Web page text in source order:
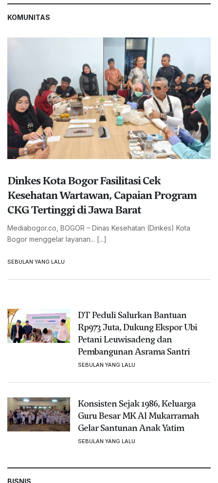
Dinkes Kota Bogor Fasilitasi Cek
Kesehatan Wartawan, Capaian Program
CKG Tertinggi di Jawa Barat
Mediabogor.co, BOGOR – Dinas Kesehatan (Dinkes) Kota
Bogor menggelar layanan... [...]